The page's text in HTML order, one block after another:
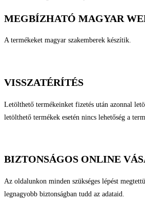
MEGBÍZHATÓ MAGYAR
A termékeket magyar szakemberek készítik.
VISSZATÉRÍTÉS
Letölthető termékeinket fizetés után azonnal
letölthető termékek esetén nincs lehetőség a
BIZTONSÁGOS ONLINE
Az oldalunkon minden szükséges lépést
legnagyobb biztonságban tudd az adataid.